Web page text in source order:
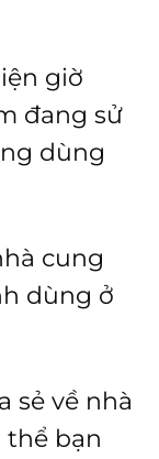
giờ
đang sử
dùng
cung
dùng ở
sẻ về nhà
thể bạn